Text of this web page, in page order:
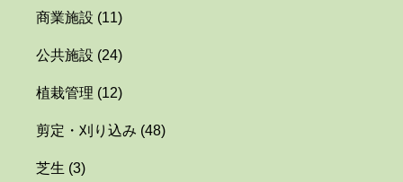
商業施設 (11)
公共施設 (24)
植栽管理 (12)
剪定・刈り込み (48)
芝生 (3)